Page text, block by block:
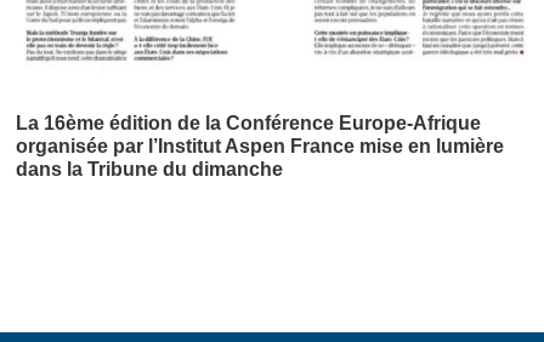
La 16ème édition de la Conférence Europe-Afrique
organisée par l’Institut Aspen France mise en lumière
dans la Tribune du dimanche